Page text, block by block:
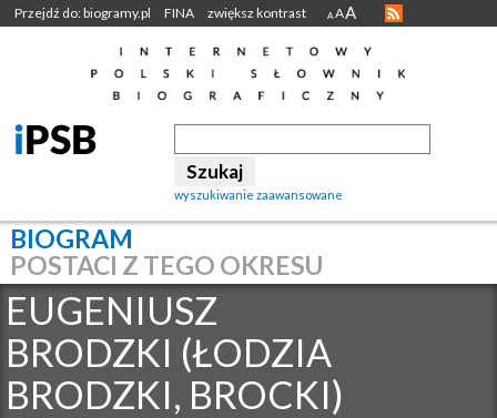
Przejdź do: biogramy.pl FINA zwiększ kontrast A AA
wyszukiwanie zaawansowane
BIOGRAM
POSTACI Z TEGO OKRESU
EUGENIUSZ
BRODZKI (ŁODZIA
BRODZKI, BROCKI)